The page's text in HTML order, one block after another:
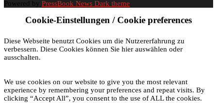
Powered by PressBook News Dark theme
Cookie-Einstellungen / Cookie preferences
Diese Webseite benutzt Cookies um die Nutzererfahrung zu
verbessern. Diese Cookies können Sie hier auswählen oder
ausschalten.
We use cookies on our website to give you the most relevant
experience by remembering your preferences and repeat visits. By
clicking “Accept All”, you consent to the use of ALL the cookies.